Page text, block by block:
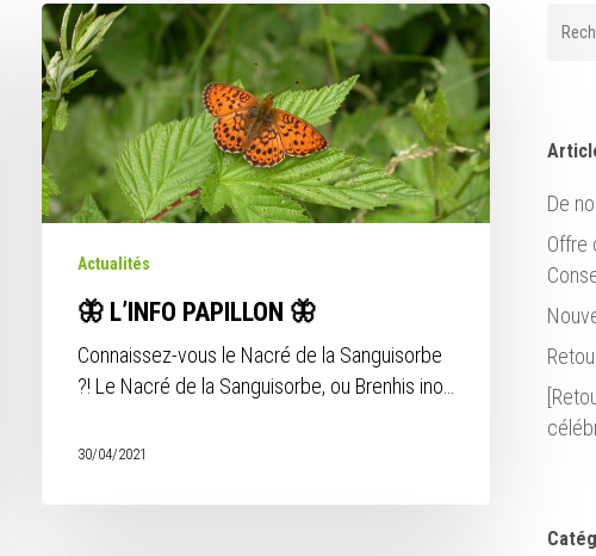
🦋
L’INFO
PAPILLON
🦋
Actualités
🦋 L’INFO PAPILLON 🦋
Connaissez-vous le Nacré de la Sanguisorbe
?! Le Nacré de la Sanguisorbe, ou Brenhis ino…
30/04/2021
De
Offre